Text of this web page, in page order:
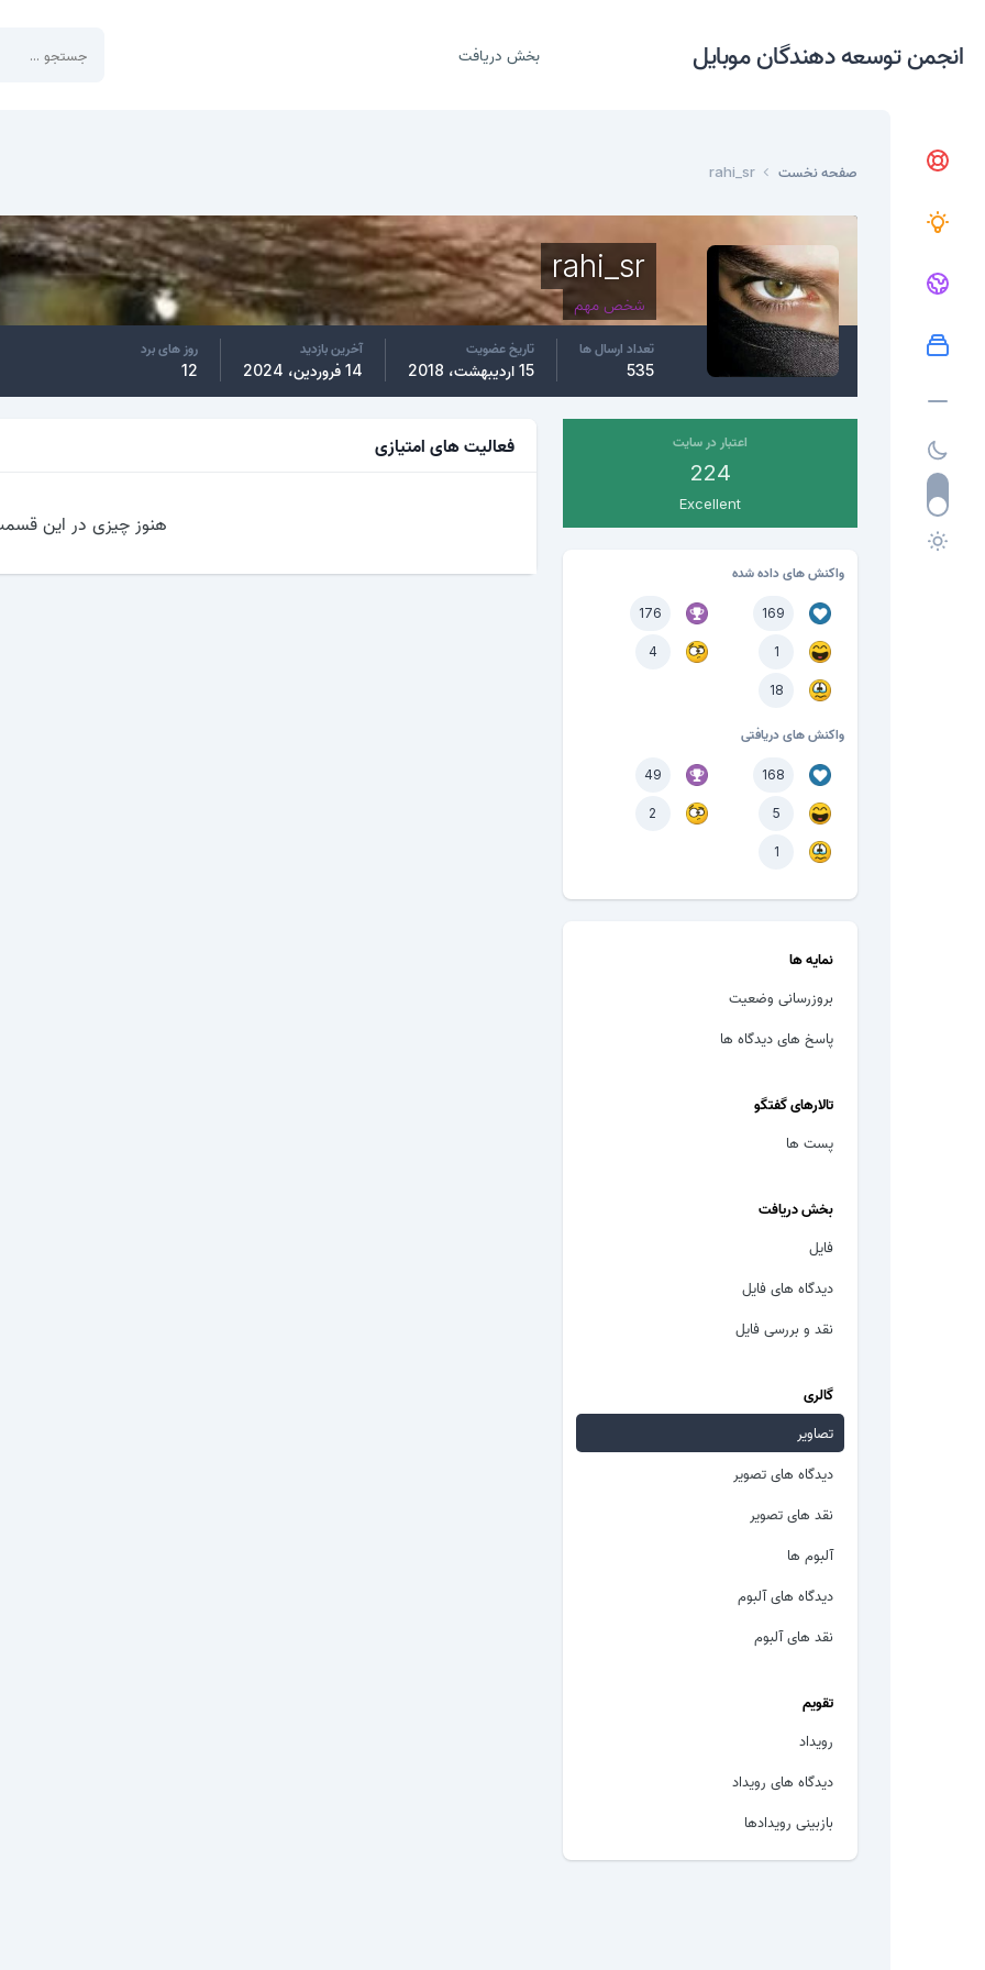
انجمن توسعه دهندگان موبایل بخش دریافت
صفحه نخست rahi_sr
rahi_sr
شخص مهم
تعداد ارسال ها
535
تاریخ عضویت
15 اردیبهشت، 2018
آخرین بازدید
14 فروردین، 2024
روز های برد
12
اعتبار در سایت
224
Excellent
واکنش های داده شده
169
176
1
4
18
واکنش های دریافتی
168
49
5
2
1
نمایه ها
بروزرسانی وضعیت
پاسخ های دیدگاه ها
تالارهای گفتگو
پست ها
بخش دریافت
فایل
دیدگاه های فایل
نقد و بررسی فایل
گالری
تصاویر
دیدگاه های تصویر
نقد های تصویر
آلبوم ها
دیدگاه های آلبوم
نقد های آلبوم
تقویم
رویداد
دیدگاه های رویداد
بازبینی رویدادها
فعالیت های امتیازی
هنوز چیزی در این